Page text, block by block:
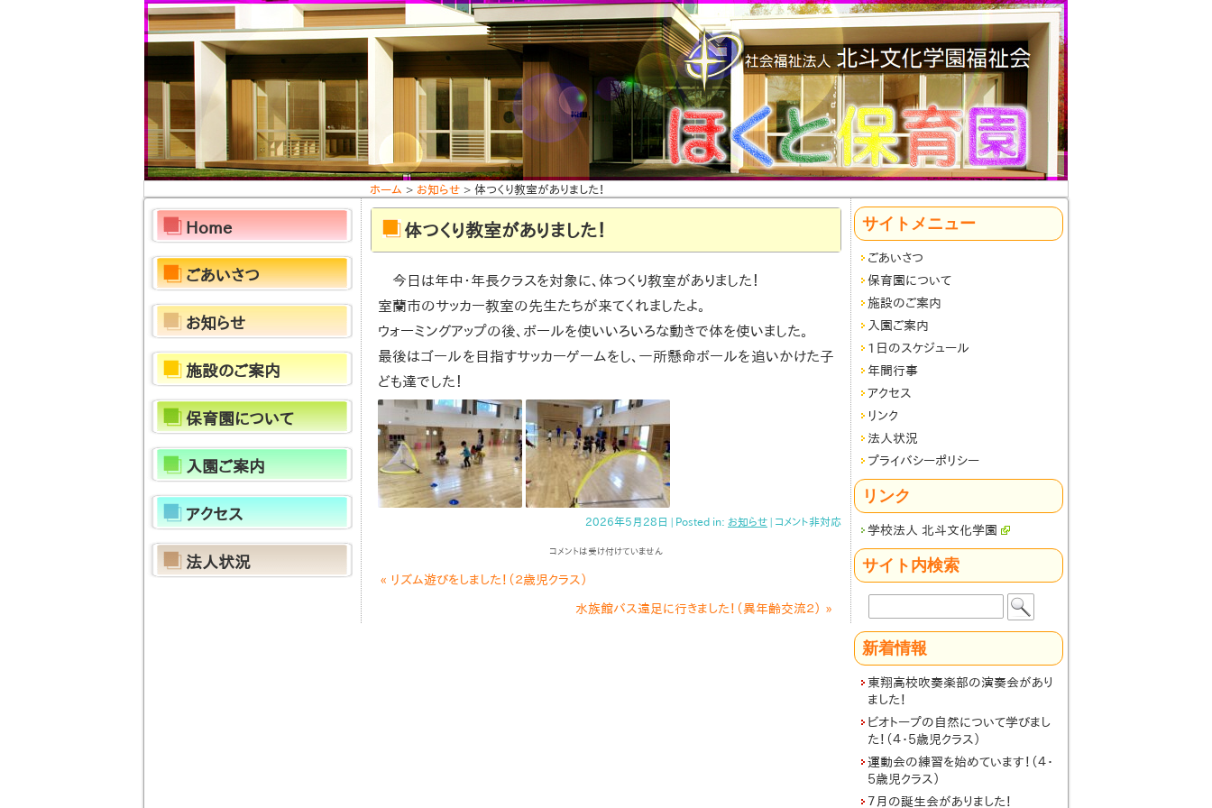
ホーム > お知らせ > 体つくり教室がありました！
体つくり教室がありました！
今日は年中・年長クラスを対象に、体つくり教室がありました！
室蘭市のサッカー教室の先生たちが来てくれましたよ。
ウォーミングアップの後、ボールを使いいろいろな動きで体を使いました。
最後はゴールを目指すサッカーゲームをし、一所懸命ボールを追いかけた子
ども達でした！
2026年5月28日 | Posted in: お知らせ | コメント非対応
コメントは受け付けていません
« リズム遊びをしました！（２歳児クラス）
水族館バス遠足に行きました！（異年齢交流２） »
サイトメニュー
ごあいさつ
保育園について
施設のご案内
入園ご案内
1日のスケジュール
年間行事
アクセス
リンク
法人状況
プライバシーポリシー
リンク
学校法人 北斗文化学園
サイト内検索
索:
新着情報
東翔高校吹奏楽部の演奏会があり
ました！
ビオトープの自然について学びまし
た！（４・５歳児クラス）
運動会の練習を始めています！（４・
５歳児クラス）
７月の誕生会がありました！
Home
ごあいさつ
お知らせ
施設のご案内
保育園について
入園ご案内
アクセス
法人状況